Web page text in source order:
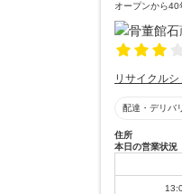
オープンから
リサイクル
配達・デリバ
住所
本日の営業状況